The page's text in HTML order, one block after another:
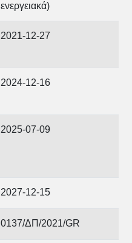
ενεργειακά)
2021-12-27
2024-12-16
2025-07-09
2027-12-15
0137/ΔΠ/2021/GR